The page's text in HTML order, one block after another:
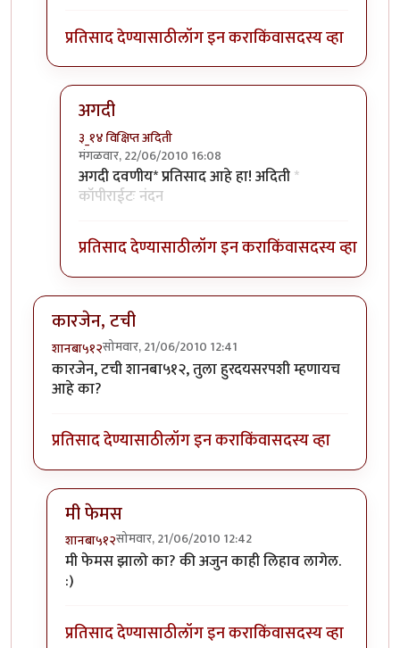
प्रतिसाद देण्यासाठीलॉग इन कराकिंवासदस्य व्हा
अगदी
३_१४ विक्षिप्त अदिती
मंगळवार, 22/06/2010 16:08
In reply toसौंदर्यफुbyNile
अगदी दवणीय* प्रतिसाद आहे हा! अदिती*
कॉपीराईटः नंदन
प्रतिसाद देण्यासाठीलॉग इन कराकिंवासदस्य व्हा
कारजेन, टची
शानबा५१२सोमवार, 21/06/2010 12:41
कारजेन, टची शानबा५१२, तुला हुरदयसरपशी म्हणायच
आहे का?
प्रतिसाद देण्यासाठीलॉग इन कराकिंवासदस्य व्हा
मी फेमस
शानबा५१२सोमवार, 21/06/2010 12:42
In reply toकारजेन, टचीbyशानबा५१२
मी फेमस झालो का? की अजुन काही लिहाव लागेल.
:)
प्रतिसाद देण्यासाठीलॉग इन कराकिंवासदस्य व्हा